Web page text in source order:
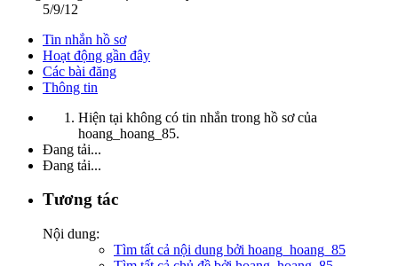
5/9/12
Tin nhắn hồ sơ
Hoạt động gần đây
Các bài đăng
Thông tin
Hiện tại không có tin nhắn trong hồ sơ của
hoang_hoang_85.
Đang tải...
Đang tải...
Tương tác
Nội dung:
Tìm tất cả nội dung bởi hoang_hoang_85